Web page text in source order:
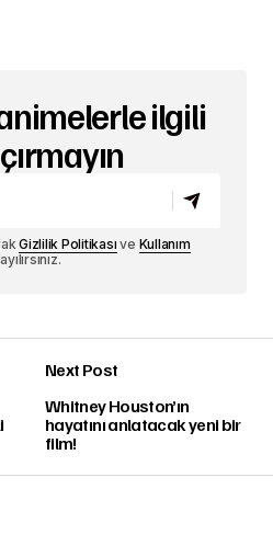
ilgili
Gizlilik Politikası ve Kullanım
Next Post
Whitney Houston’ın
hayatını anlatacak yeni bir
film!